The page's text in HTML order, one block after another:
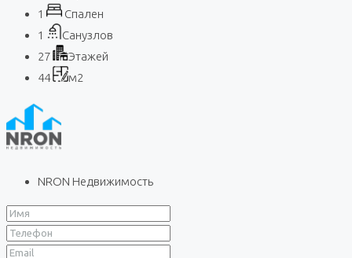
1
Спален
1
Санузлов
27
Этажей
44
м2
NRON Недвижимость